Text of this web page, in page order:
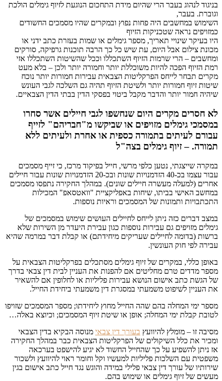
בניגוד לנהוג בעבר הרי שהיום מידת התחכום הנוגעת לזיוף גימלים הולכת
וגוברת. בעבר,
השימוש במחשבים היה פחות נפוץ ובמקרים שהיו מסמכים החשודים
כמזויפים נראה שטכניקות הזיוף
היו בעיקר שינויי תאריך, מספר גימלים או שמות בעזרת כתב ידני או
מכונת צילום אבל היום, עת שיש כל כך הרבה תוכנות גרפיקה, סורקים
ומחשבים – הרי שרמות הזיוף השתכללו וככל שהשיטות השתכללו אזי
רמת הזיוף הפכה להיות משוכללת יותר וחמורה יותר ולכן – בלא מעט
מקרים תבחר לייחס הפרקליטות הצבאית עבירות חמורות יותר נוכח
שיטות זיוף חמורות יותר ולשיטת הזיוף תהיה גם השלכה לגבי העונש
שיהיה חמור יותר והדבר מקבל ביטוי בפסקי הדין בבתי הדין הצבאיים.
לא חסרים מקרים היום שנחשפו לגבי חיילים אשר סחרו
במסמכי גימלים מזויפים או שביקשו מ"חבריהם" לזייף
עבורם לעיתים בתמורה כספית או אחרת ולעיתים ללא
תמורה. – זיוף גימלים בצה"ל
במקרה שייצגתי, נטען כלפי מרשי, חייל בפיקוד מרכז, כי זייף מסמכים
עבור עצמו בכ-40 הזדמנויות שונות ובכ-20 הזדמנויות שונות עבור חיילים
אחרים (למעלה מעשרה חיילים שונים). במהלך החקירה נתפסו מסמכים
במחשב האישי בביתו, שיחות באפליקציית "וואטסאפ" המכילות
התכתבויות ותמונות של המסמכים וראיות נוספות.
במצב דברים כזה ניתן לייחס לחיילים העושים שימוש במסמכים של
גימלים מזויפים גם עבירות נוספות כגון עבירת היעדר מן השירות שלא
ברשות (בדומה לחיילים שעריקים מיחידתם) או קבלת דבר במרמה שהיא
עבירה לפי חוק העונשין.
באופן כללי, במקרים של זיוף גימלים מסתכלים בפרקליטות הצבאית על
מספר מדדים טרם מחליטים אם להפנות את העניין לבית דין צבאי בדרך
של הגשת כתב אישום הנושא עבירות פליליות או לחלופין אם להשאיר
את העניין לשיפוט משמעתי במסגרת דין משמעתי ביחידת החייל.
מספר ימי המחלה בהם שהה החייל מחוץ ליחידתו; מספר המסמכים שזויפו
לטובת קבלת ימי המחלה; אופן או שיטת זיוף המסמכים; וכיוצא באלה…
מסיבה זו – מומלץ להיוועץ בעורך דין צבאי מנוסה הבקיא בדין הצבאי
ומכיר את כלל השיקולים של הפרקליטות הצבאית כבר במהלך החקירה
אז ניתן להשפיע על כך שהחייל החשוד לא יגיע להישפט בערכאה
משפטית עם השלכות פליליות למעשיו וקל וחומר ראוי להיוועץ ולשכור
שירותיו של עורך דין צבאי פלילי במידה והוגש נגד חייל כתב אישום בגין
מעשים של זיוף גימלים או שימוש בהם.